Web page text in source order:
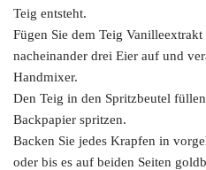
Teig entsteht.
Fügen Sie dem Teig
nacheinander drei Eier auf und
Handmixer.
Den Teig in den Spritzbeutel
Backpapier spritzen.
Backen Sie jedes Krapfen in
oder bis es auf beiden Seiten